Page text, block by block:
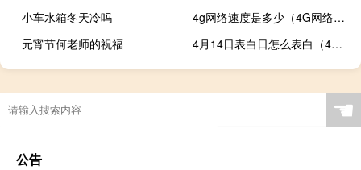
小车水箱冬天冷吗
4g网络速度是多少（4G网络速度是多少）
元宵节何老师的祝福
4月14日表白日怎么表白（4月14日表白节）
☚
公告